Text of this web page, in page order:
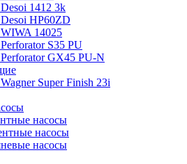
1412 3k
HP60ZD
14025
S35 PU
GX45 PU-N
Super Finish 23i
насосы
насосы
насосы